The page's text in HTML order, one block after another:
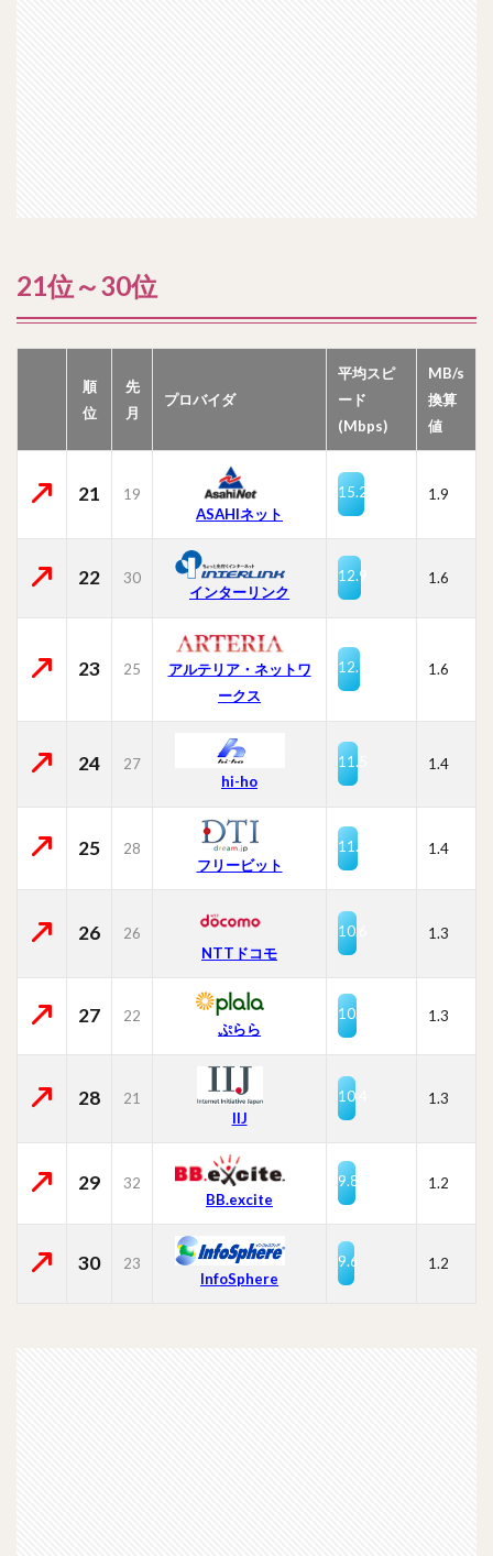
21位～30位
順
位
先
月
プロバイダ
平均スピ
ード
(Mbps)
MB/s
換算
値
21
19
ASAHIネット
15.2 1.9
22
30
インターリンク
12.9 1.6
23 25
アルテリア・ネットワ
ークス
12.7 1.6
24
27
hi-ho
11.5 1.4
25
28
フリービット
11.0 1.4
26
26
NTTドコモ
10.6 1.3
27 22
ぷらら
10.6 1.3
28
21
IIJ
10.4 1.3
29
32
BB.excite
9.8 1.2
30
23
InfoSphere
9.6 1.2